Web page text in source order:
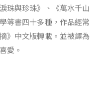
珠與珍珠》、《萬水千山
等書四十多種，作品經常
》中文版轉載。並被譯為
愛。